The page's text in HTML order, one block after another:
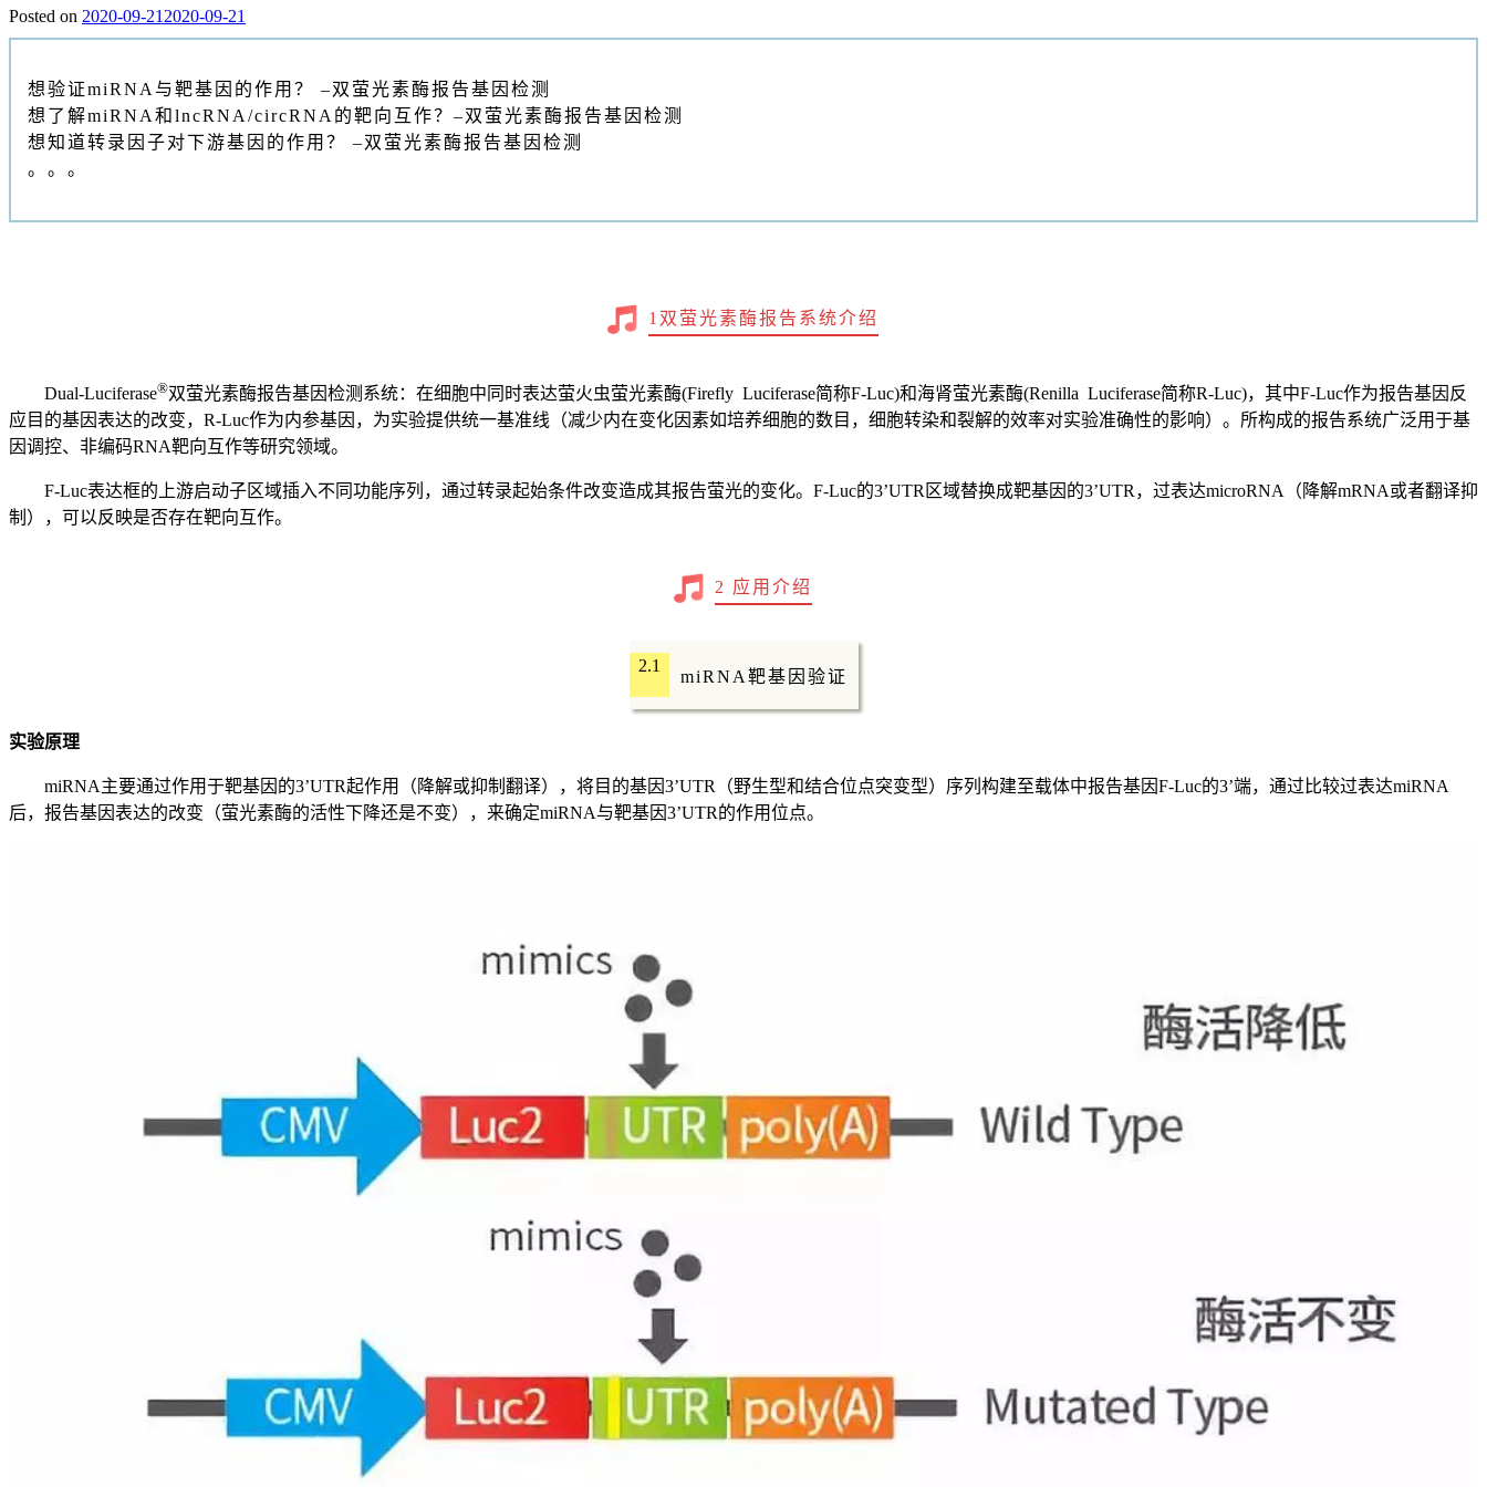
Posted on 2020-09-21 2020-09-21
想验证miRNA与靶基因的作用？ –双萤光素酶报告基因检测
想了解miRNA和lncRNA/circRNA的靶向互作？–双萤光素酶报告基因检测
想知道转录因子对下游基因的作用？ –双萤光素酶报告基因检测
。。。
1双萤光素酶报告系统介绍
Dual-Luciferase®双萤光素酶报告基因检测系统：在细胞中同时表达萤火虫萤光素酶(Firefly Luciferase简称F-Luc)和海肾萤光素酶(Renilla Luciferase简称R-Luc)，其中F-Luc作为报告基因反
应目的基因表达的改变，R-Luc作为内参基因，为实验提供统一基准线（减少内在变化因素如培养细胞的数目，细胞转染和裂解的效率对实验准确性的影响）。所构成的报告系统广泛用于基
因调控、非编码RNA靶向互作等研究领域。
F-Luc表达框的上游启动子区域插入不同功能序列，通过转录起始条件改变造成其报告萤光的变化。F-Luc的3’UTR区域替换成靶基因的3’UTR，过表达microRNA（降解mRNA或者翻译抑
制），可以反映是否存在靶向互作。
2 应用介绍
2.1
miRNA靶基因验证
实验原理
miRNA主要通过作用于靶基因的3’UTR起作用（降解或抑制翻译），将目的基因3’UTR（野生型和结合位点突变型）序列构建至载体中报告基因F-Luc的3’端，通过比较过表达miRNA
后，报告基因表达的改变（萤光素酶的活性下降还是不变），来确定miRNA与靶基因3’UTR的作用位点。